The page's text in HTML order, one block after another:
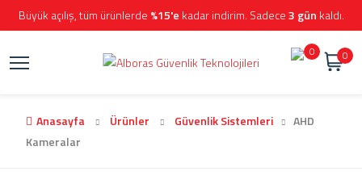
Büyük açılış, tüm ürünlerde %15'e kadar indirim. Sadece3 gün kaldı.
0 0
Anasayfa Ürünler Güvenlik Sistemleri
AHD
Kameralar